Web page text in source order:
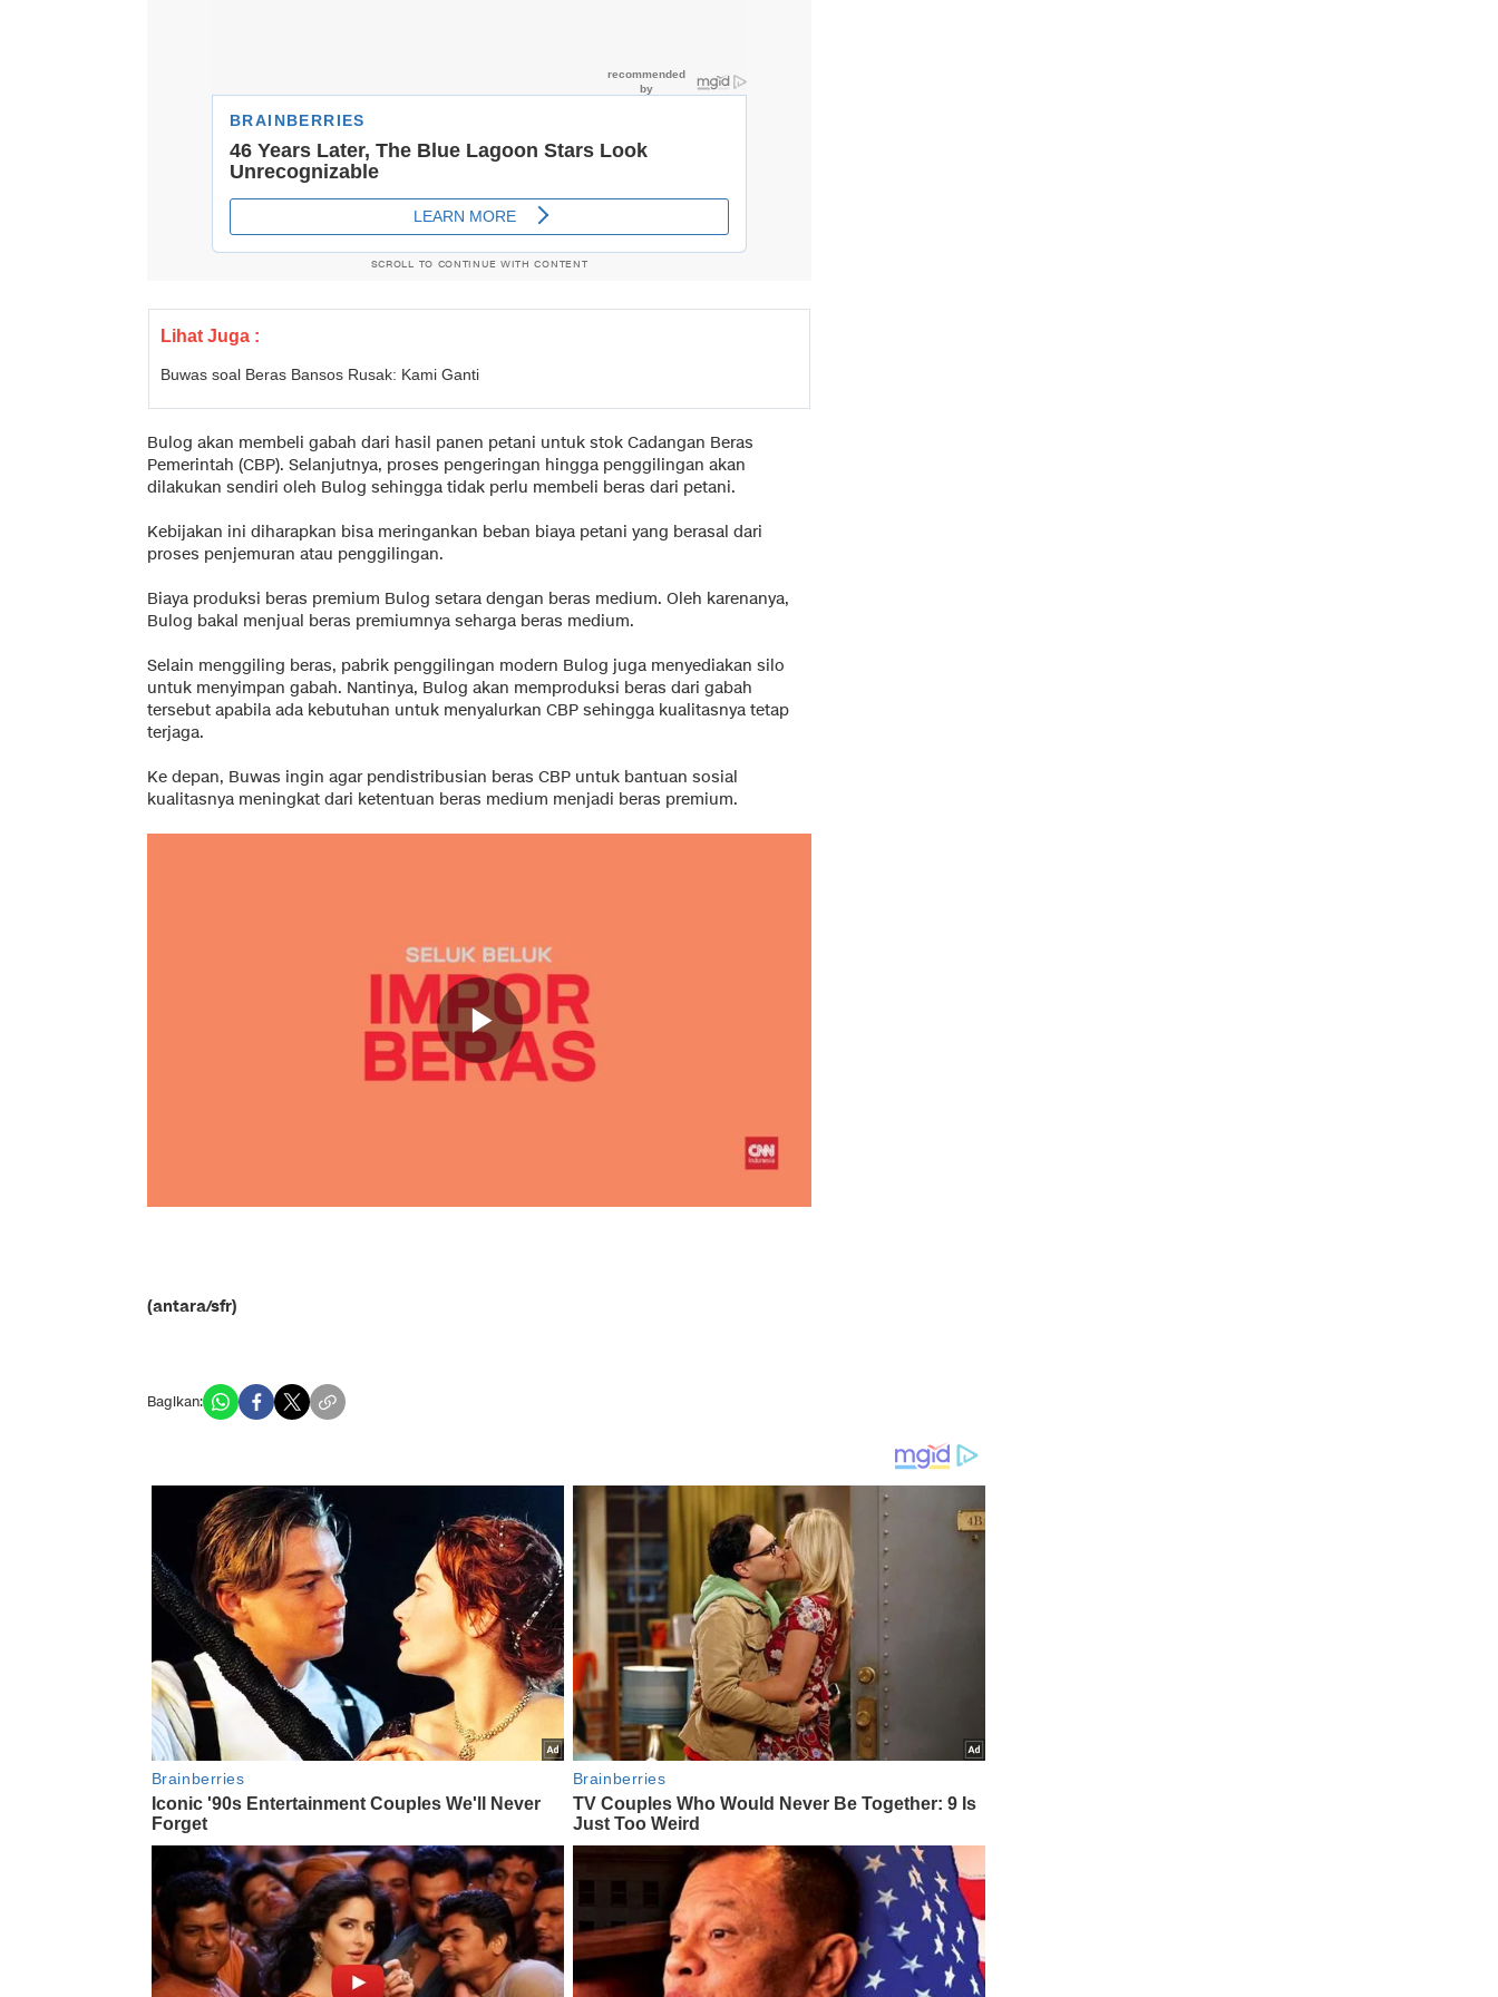
SCROLL TO CONTINUE WITH CONTENT
Lihat Juga :
Buwas soal Beras Bansos Rusak: Kami Ganti
Bulog akan membeli gabah dari hasil panen petani untuk stok Cadangan Beras
Pemerintah (CBP). Selanjutnya, proses pengeringan hingga penggilingan akan
dilakukan sendiri oleh Bulog sehingga tidak perlu membeli beras dari petani.
Kebijakan ini diharapkan bisa meringankan beban biaya petani yang berasal dari
proses penjemuran atau penggilingan.
Biaya produksi beras premium Bulog setara dengan beras medium. Oleh karenanya,
Bulog bakal menjual beras premiumnya seharga beras medium.
Selain menggiling beras, pabrik penggilingan modern Bulog juga menyediakan silo
untuk menyimpan gabah. Nantinya, Bulog akan memproduksi beras dari gabah
tersebut apabila ada kebutuhan untuk menyalurkan CBP sehingga kualitasnya tetap
terjaga.
Ke depan, Buwas ingin agar pendistribusian beras CBP untuk bantuan sosial
kualitasnya meningkat dari ketentuan beras medium menjadi beras premium.
(antara/sfr)
Bagikan: